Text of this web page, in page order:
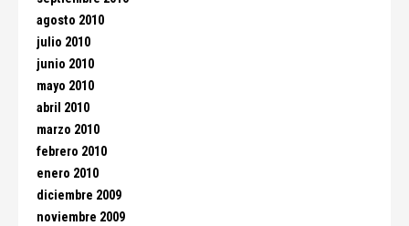
agosto 2010
julio 2010
junio 2010
mayo 2010
abril 2010
marzo 2010
febrero 2010
enero 2010
diciembre 2009
noviembre 2009